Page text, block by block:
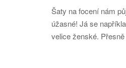
Šaty na focení nám
úžasné! Já se
velice ženské.